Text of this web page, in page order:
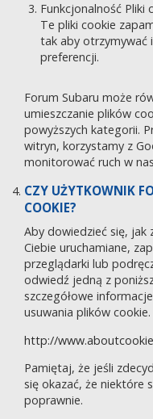
Funkcjonalność Pliki
Te pliki cookie
tak aby otrzymywać
preferencji.
Forum Subaru może
umieszczanie plików
powyższych kategorii.
witryn, korzystamy z
monitorować ruch w
CZY UŻYTKOWNIK
COOKIE?
Aby dowiedzieć się, jak
Ciebie uruchamiane,
przeglądarki lub
odwiedź jedną z
szczegółowe
usuwania plików cookie.
http://
Pamiętaj, że jeśli
się okazać, że niektóre
poprawnie.